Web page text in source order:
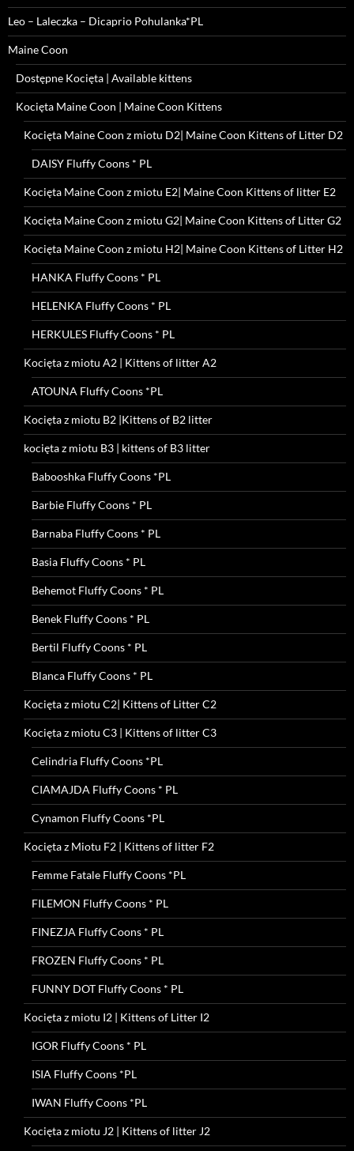
Leo – Laleczka – Dicaprio Pohulanka*PL
Maine Coon
Dostępne Kocięta | Available kittens
Kocięta Maine Coon | Maine Coon Kittens
Kocięta Maine Coon z miotu D2| Maine Coon Kittens of Litter D2
DAISY Fluffy Coons * PL
Kocięta Maine Coon z miotu E2| Maine Coon Kittens of litter E2
Kocięta Maine Coon z miotu G2| Maine Coon Kittens of Litter G2
Kocięta Maine Coon z miotu H2| Maine Coon Kittens of Litter H2
HANKA Fluffy Coons * PL
HELENKA Fluffy Coons * PL
HERKULES Fluffy Coons * PL
Kocięta z miotu A2 | Kittens of litter A2
ATOUNA Fluffy Coons *PL
Kocięta z miotu B2 |Kittens of B2 litter
kocięta z miotu B3 | kittens of B3 litter
Babooshka Fluffy Coons *PL
Barbie Fluffy Coons * PL
Barnaba Fluffy Coons * PL
Basia Fluffy Coons * PL
Behemot Fluffy Coons * PL
Benek Fluffy Coons * PL
Bertil Fluffy Coons * PL
Blanca Fluffy Coons * PL
Kocięta z miotu C2| Kittens of Litter C2
Kocięta z miotu C3 | Kittens of litter C3
Celindria Fluffy Coons *PL
CIAMAJDA Fluffy Coons * PL
Cynamon Fluffy Coons *PL
Kocięta z Miotu F2 | Kittens of litter F2
Femme Fatale Fluffy Coons *PL
FILEMON Fluffy Coons * PL
FINEZJA Fluffy Coons * PL
FROZEN Fluffy Coons * PL
FUNNY DOT Fluffy Coons * PL
Kocięta z miotu I2 | Kittens of Litter I2
IGOR Fluffy Coons * PL
ISIA Fluffy Coons *PL
IWAN Fluffy Coons *PL
Kocięta z miotu J2 | Kittens of litter J2